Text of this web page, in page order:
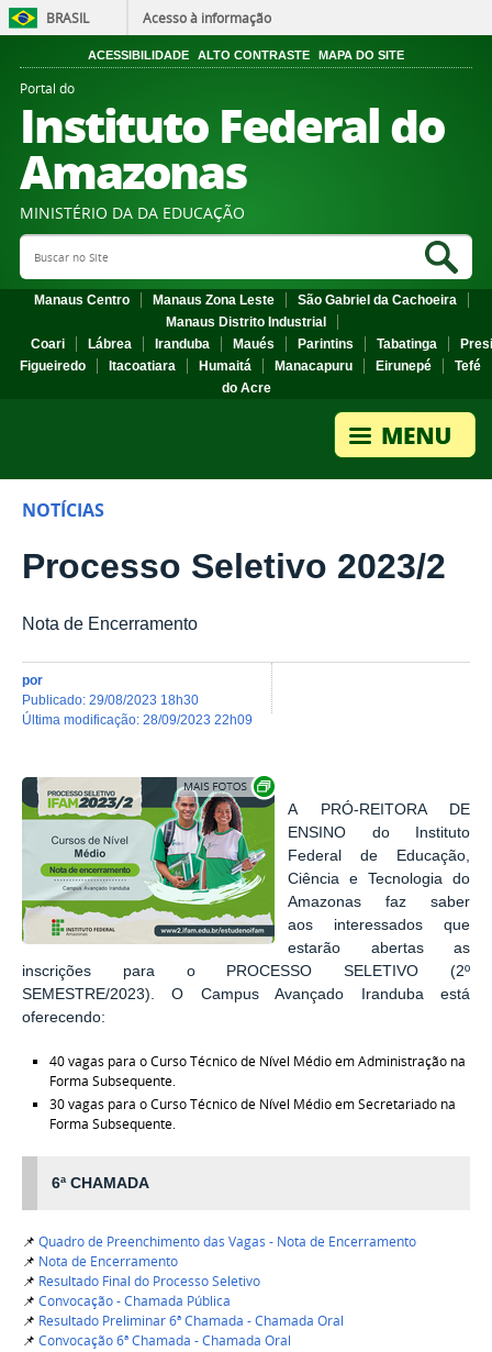
BRASIL Acesso à informação
ACESSIBILIDADE ALTO CONTRASTE MAPA DO SITE
Portal do
Instituto Federal do
Amazonas
MINISTÉRIO DA DA EDUCAÇÃO
Search Site
Manaus Centro Manaus Zona Leste
São Gabriel da Cachoeira
Manaus Distrito Industrial
Coari
Lábrea Iranduba Maués Parintins Tabatinga
Figueiredo
Itacoatiara Humaitá Manacapuru Eirunepé
Tefé
do Acre
NOTÍCIAS
Processo Seletivo 2023/2
Nota de Encerramento
por
publicado: 29/08/2023 18h30
última modificação: 28/09/2023 22h09
A PRÓ- REITORA DE
ENSINO
do Instituto
Federal de Educação,
Ciência e Tecnologia do
Amazonas
faz saber
aos interessados que
estarão abertas as
inscrições para o
PROCESSO SELETIVO (2º
SEMESTRE/2023). O Campus Avançado Iranduba está
oferecendo:
40 vagas para o Curso Técnico de Nível Médio em Administração na
Forma Subsequente.
30 vagas para o Curso Técnico de Nível Médio em Secretariado na
Forma Subsequente.
6ª CHAMADA
📌 Quadro de Preenchimento das Vagas - Nota de Encerramento
📌 Nota de Encerramento
📌 Resultado Final do Processo Seletivo
📌 Convocação - Chamada Pública
📌 Resultado Preliminar 6ª Chamada - Chamada Oral
📌 Convocação 6ª Chamada - Chamada Oral